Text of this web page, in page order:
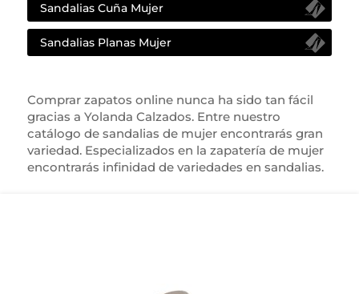
Sandalias Cuña Mujer
Sandalias Planas Mujer
Comprar zapatos online nunca ha sido tan fácil
gracias a Yolanda Calzados. Entre nuestro
catálogo de sandalias de mujer encontrarás gran
variedad. Especializados en la zapatería de mujer
encontrarás infinidad de variedades en sandalias.